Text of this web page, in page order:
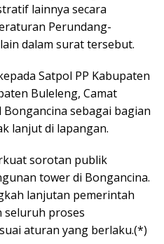
lainnya secara
Perundang-
dalam surat tersebut.
Satpol PP Kabupaten
Buleleng, Camat
sebagai bagian
lanjut di lapangan.
sorotan publik
tower di Bongancina.
lanjutan pemerintah
seluruh proses
aturan yang berlaku.(*)